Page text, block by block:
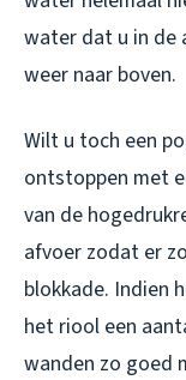
water dat u in de
weer naar boven.
Wilt u toch een
ontstoppen met
van de
afvoer zodat er
blokkade. Indien
het riool een
wanden zo goed